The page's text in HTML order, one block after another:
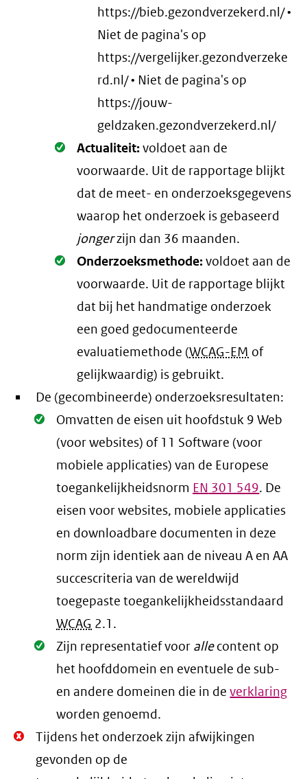
https://bieb.gezondverzekerd.nl/ •
Niet de pagina's op
https://vergelijker.gezondverzeke
rd.nl/ • Niet de pagina's op
https://jouw-
geldzaken.gezondverzekerd.nl/
Oké.
Actualiteit:voldoet aan de
voorwaarde. Uit de rapportage blijkt
dat de meet- en onderzoeksgegevens
waarop het onderzoek is gebaseerd
jongerzijn dan 36 maanden.
Oké.
Onderzoeksmethode:voldoet aan de
voorwaarde. Uit de rapportage blijkt
dat bij het handmatige onderzoek
een goed gedocumenteerde
evaluatiemethode (WCAG-EM of
gelijkwaardig) is gebruikt.
De (gecombineerde) onderzoeksresultaten:
Oké.
Omvatten de eisen uit hoofdstuk 9 Web
(voor websites) of 11 Software (voor
mobiele applicaties) van de Europese
toegankelijkheidsnorm EN 301 549. De
eisen voor websites, mobiele applicaties
en downloadbare documenten in deze
norm zijn identiek aan de niveau A en AA
succescriteria van de wereldwijd
toegepaste toegankelijkheidsstandaard
WCAG 2.1 .
Oké.
Zijn representatief voor allecontent op
het hoofddomein en eventuele de sub-
en andere domeinen die in deverklaring
worden genoemd.
Niet
Oké.
Tijdens het onderzoek zijn afwijkingen
gevonden op de